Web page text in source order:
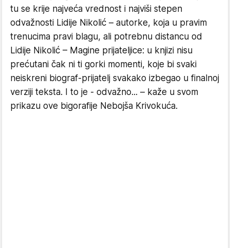
tu se krije najveća vrednost i najviši stepen
odvažnosti Lidije Nikolić – autorke, koja u pravim
trenucima pravi blagu, ali potrebnu distancu od
Lidije Nikolić – Magine prijateljice: u knjizi nisu
prećutani čak ni ti gorki momenti, koje bi svaki
neiskreni biograf-prijatelj svakako izbegao u finalnoj
verziji teksta. I to je - odvažno... – kaže u svom
prikazu ove bigorafije Nebojša Krivokuća.